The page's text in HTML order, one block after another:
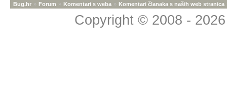
Bug.hr » Forum » Komentari s weba » Komentari članaka s naših web stranica
Copyright © 2008 -